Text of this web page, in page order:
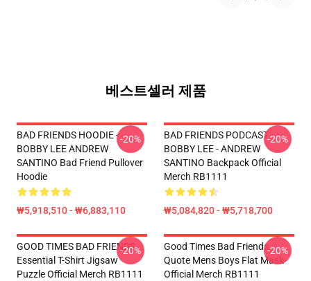
베스트셀러 제품
BAD FRIENDS HOODIE -
BOBBY LEE ANDREW
SANTINO Bad Friend Pullover
Hoodie
₩5,918,510 - ₩6,883,110
-20%
BAD FRIENDS PODCAST -
BOBBY LEE - ANDREW
SANTINO Backpack Official
Merch RB1111
₩5,084,820 - ₩5,718,700
-20%
GOOD TIMES BAD FRIENDS
Essential T-Shirt Jigsaw
Puzzle Official Merch RB1111
-20%
Good Times Bad Friends
Quote Mens Boys Flat Mask
Official Merch RB1111
-20%